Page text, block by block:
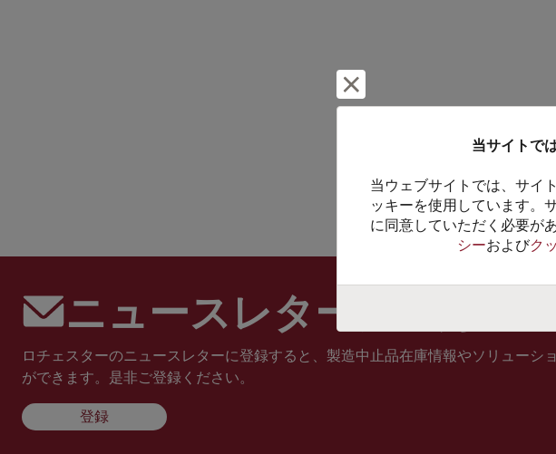
ニュースレターに登録
ロチェスターのニュースレターに登録すると、製造中止品在庫情報やソリューシ
ができます。是非ご登録ください。
登録
当サイトで
当ウェブサイトでは、サイ
ッキーを使用しています。
に同意していただく必要が
シーおよびク